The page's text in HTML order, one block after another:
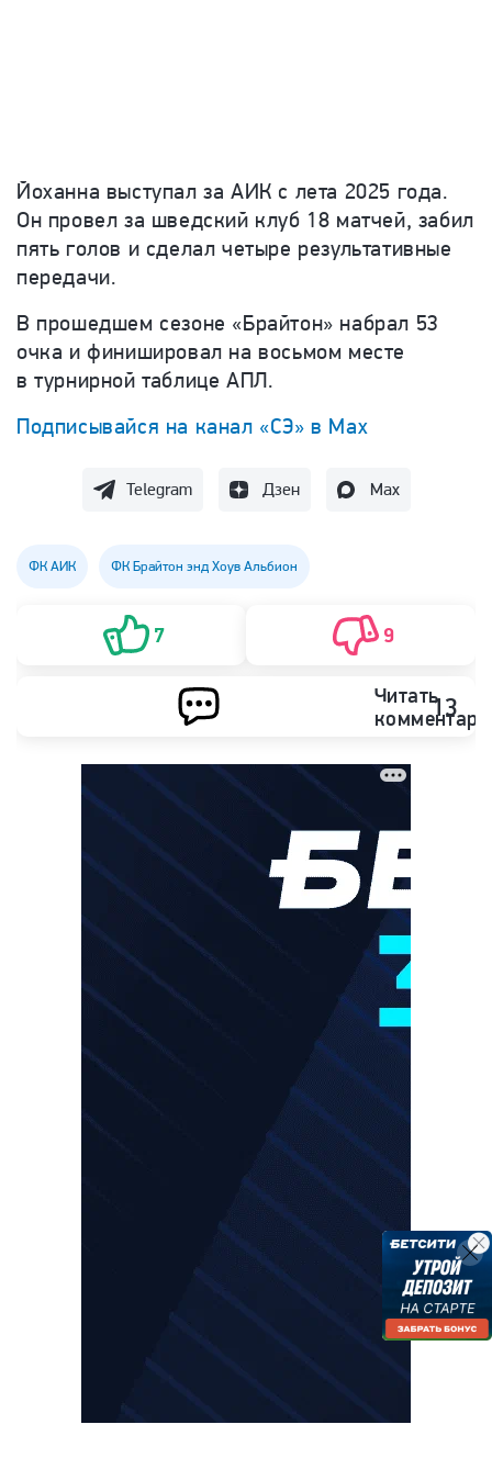
Йоханна выступал за АИК с лета 2025 года.
Он провел за шведский клуб 18 матчей, забил
пять голов и сделал четыре результативные
передачи.
В прошедшем сезоне «Брайтон» набрал 53
очка и финишировал на восьмом месте
в турнирной таблице АПЛ.
Подписывайся на канал «СЭ» в Max
Telegram Дзен Max
ФК АИК ФК Брайтон энд Хоув Альбион
7 9
Читать13